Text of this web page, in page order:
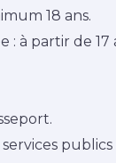
18 ans.
à partir de 17